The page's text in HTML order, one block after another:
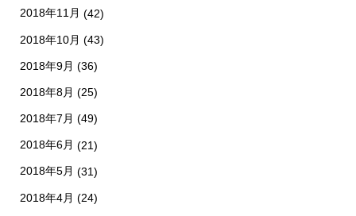
2018年11月 (42)
2018年10月 (43)
2018年9月 (36)
2018年8月 (25)
2018年7月 (49)
2018年6月 (21)
2018年5月 (31)
2018年4月 (24)